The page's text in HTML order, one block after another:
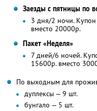
Заезды с пятницы по
3 дня/2 ночи.
вместо 20000р.
Пакет «Неделя»
7 дней/6 ночей.
15600р. вместо
По выходным для
дуплексы — 9 шт.
бунгало — 5 шт.